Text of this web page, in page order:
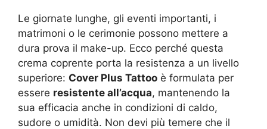
Le giornate lunghe, gli eventi importanti, i
matrimoni o le cerimonie possono mettere a
dura prova il make-up. Ecco perché questa
crema coprente porta la resistenza a un livello
superiore: Cover Plus Tattoo è formulata per
essere resistente all’acqua, mantenendo la
sua efficacia anche in condizioni di caldo,
sudore o umidità. Non devi più temere che il